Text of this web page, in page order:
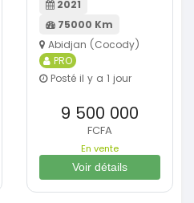
2021
75000 Km
Abidjan (Cocody)
PRO
Posté il y a 1 jour
9 500 000
FCFA
En vente
Voir détails